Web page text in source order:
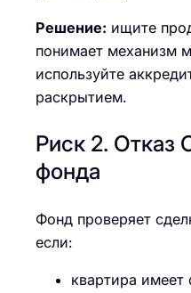
Решение: ищите
понимает механизм
используйте
раскрытием.
Риск 2. Отказ
фонда
Фонд проверяет
если:
квартира имеет